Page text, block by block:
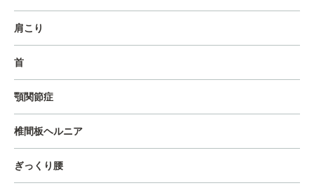
肩こり
首
顎関節症
椎間板ヘルニア
ぎっくり腰